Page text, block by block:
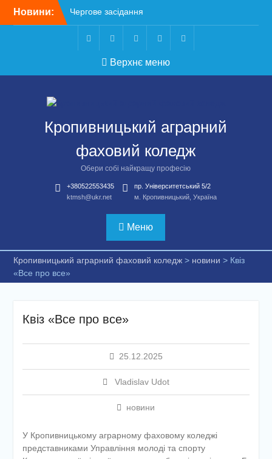
Новини:
Чергове засідання
стипендіальної комісії:
основні рішення
Небезпечні розваги
можуть коштувати життя
Крок до сучасної
ВСТУП-2026
TelegramFacebookInstagram Youtube
Верхнє меню
Кропивницький аграрний
фаховий коледж
Обери собі найкращу професію
+380522553435
ktmsh@ukr.net
пр. Університетський 5/2
м. Кропивницький, Україна
Меню
Кропивницький аграрний фаховий коледж> новини > Квіз
«Все про все»
Квіз «Все про все»
25.12.2025
Vladislav Udot
новини
У Кропивницькому аграрному фаховому коледжі
представниками Управління молоді та спорту